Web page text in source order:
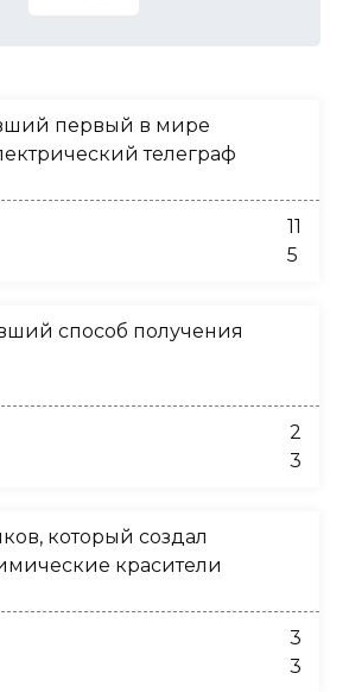
первый в мире
телеграф
11
5
способ получения
2
3
который создал
красители
3
3